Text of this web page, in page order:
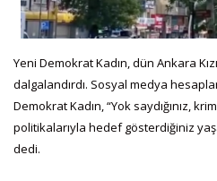
Yeni Demokrat Kadın, dün Ankara
dalgalandırdı. Sosyal medya
Demokrat Kadın, “Yok saydığınız,
politikalarıyla hedef gösterdiğiniz
dedi.